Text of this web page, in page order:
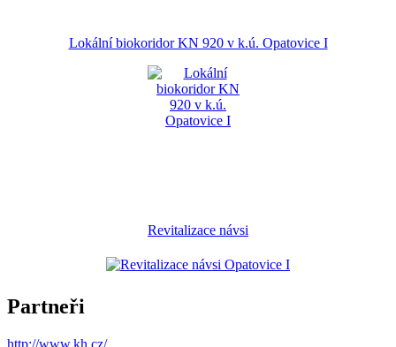
Lokální biokoridor KN 920 v k.ú. Opatovice I
Revitalizace návsi
Partneři